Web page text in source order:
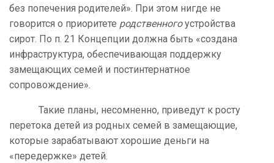
без попечения родителей». При этом нигде не
говорится о приоритете родственногоустройства
сирот. По п. 21 Концепции должна быть «создана
инфраструктура, обеспечивающая поддержку
замещающих семей и постинтернатное
сопровождение».
Такие планы, несомненно, приведут к росту
перетока детей из родных семей в замещающие,
которые зарабатывают хорошие деньги на
«передержке» детей.